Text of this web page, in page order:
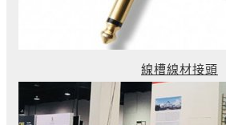
線槽線材接頭